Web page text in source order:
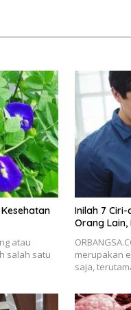
atau
salah satu
Inilah 7
Orang
merupakan
saja,